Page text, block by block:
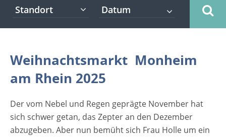
sich nach einem hektischen Jahr über eine
besinnliche Adventszeit. [caption
width="335"] (c)Irina Schmidt -
stock.adobe.com[/caption] Viele Menschen
freuen freuen sich auch auf den Besuch der
der Weihnachtsmarkt in Monheim am
Rhein gehört. Erstmalig erstreckt sich der
Weihnachtsmarkt vom alten Markt bis nach
Standort
Weihnachtsmarkt Monheim
am Rhein 2025
Der vom Nebel und Regen geprägte November hat
sich schwer getan, das Zepter an den Dezember
abzugeben. Aber nun bemüht sich Frau Holle um ein